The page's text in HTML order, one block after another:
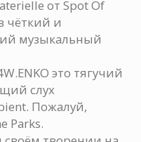
от Spot Of
чёткий и
музыкальный
это тягучий
слух
Пожалуй,
Parks.